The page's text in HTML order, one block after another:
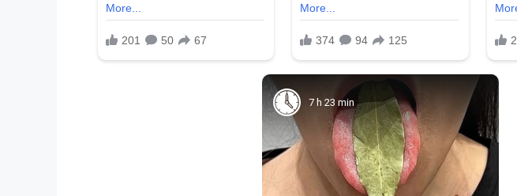
7 h 23 min